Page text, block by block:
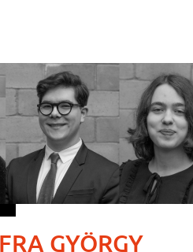
GYÖRGY